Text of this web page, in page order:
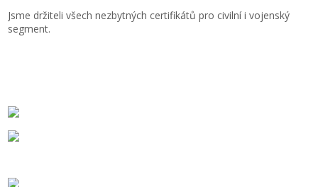
Jsme držiteli všech nezbytných certifikátů pro civilní i vojenský
segment.